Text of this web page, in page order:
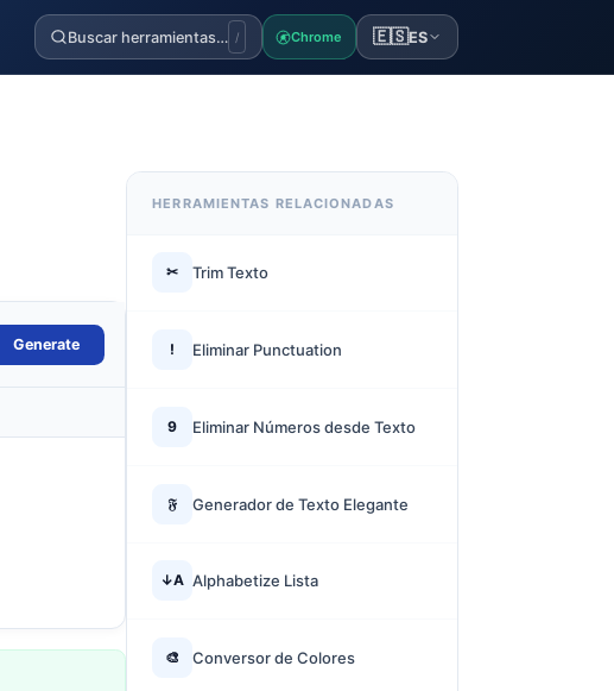
Buscar herramientas… / Chrome 🇪🇸ES
Generate
HERRAMIENTAS RELACIONADAS
✂ Trim Texto
! Eliminar Punctuation
9 Eliminar Números desde Texto
𝔉 Generador de Texto Elegante
↓A Alphabetize Lista
🎨 Conversor de Colores